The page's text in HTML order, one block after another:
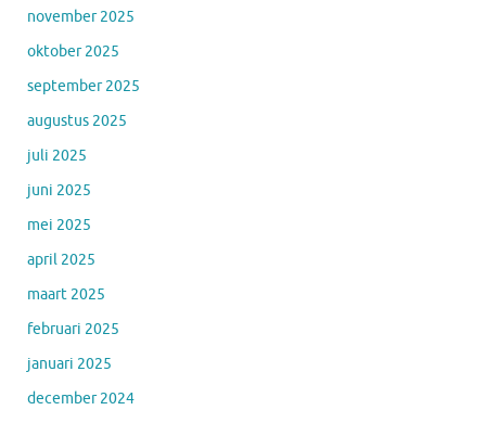
november 2025
oktober 2025
september 2025
augustus 2025
juli 2025
juni 2025
mei 2025
april 2025
maart 2025
februari 2025
januari 2025
december 2024